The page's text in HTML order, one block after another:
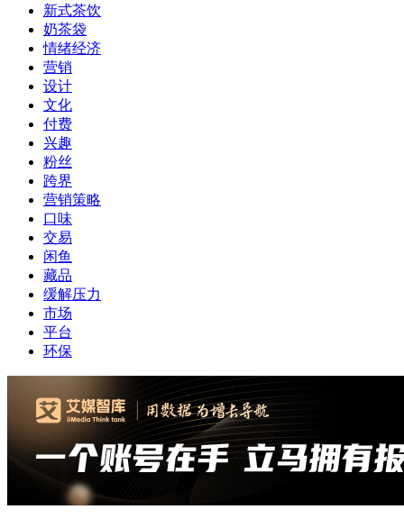
新式茶饮
奶茶袋
情绪经济
营销
设计
文化
付费
兴趣
粉丝
跨界
营销策略
口味
交易
闲鱼
藏品
缓解压力
市场
平台
环保